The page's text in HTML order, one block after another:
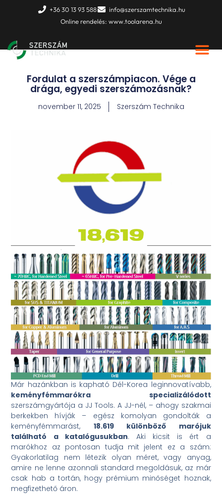
+36 30 13 93 588
info@szerszamtechnika.hu
Online rendelés: www.toolarena.hu
Fordulat a szerszámpiacon. Vége a
drága, egyedi szerszámozásnak?
november 11, 2025 Szerszám Technika
Már hazánkban is kapható Dél-Korea leginnovatívabb,
keményfémmarókra
specializálódott
szerszámgyártója a JJ Tools. A JJ-nél, – ahogy szakmai
berkekben hívják – egész komolyan gondolták a
keményfémmarást, 18.619 különböző marójuk
található a katalógusukban. Aki kicsit is ért a
marókhoz az pontosan tudja mit jelent ez a szám:
Gyakorlatilag nem létezik olyan méret, vagy anyag,
amire ne lenne azonnali standard megoldásuk, az már
csak hab a tortán, hogy prémium minőséget hoznak,
megfizethető áron.